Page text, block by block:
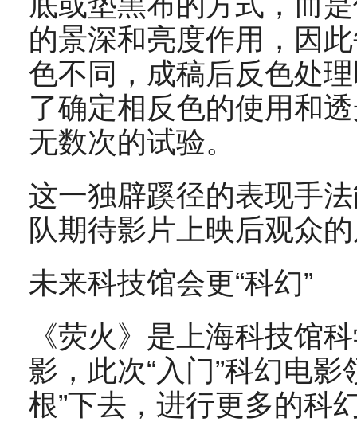
的景深和亮度作用，因
色不同，成稿后反色处
了确定相反色的使用和
无数次的试验。
这一独辟蹊径的表现手
队期待影片上映后观众
未来科技馆会更“科幻”
《荧火》是上海科技馆
影，此次“入门”科幻电
根”下去，进行更多的科